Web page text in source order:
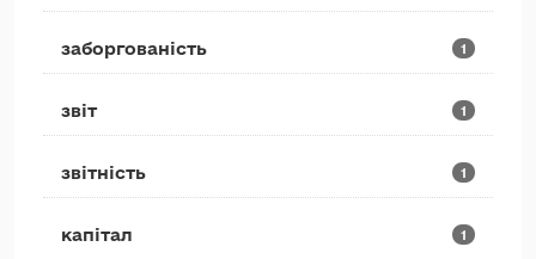
заборгованість 1
звіт 1
звітність 1
капітал 1